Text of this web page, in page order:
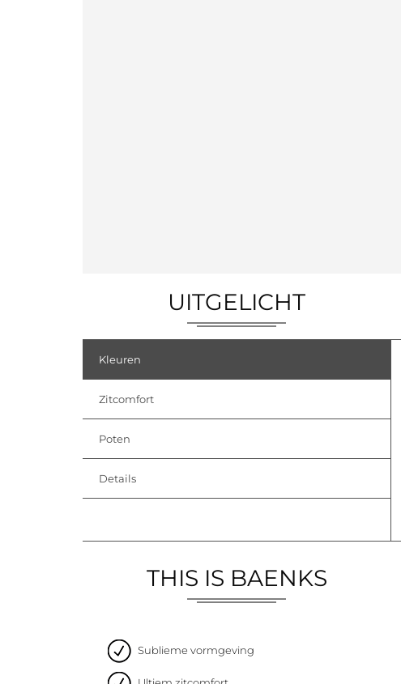
UITGELICHT
Kleuren
Zitcomfort
Poten
Details
THIS IS BAENKS
Sublieme vormgeving